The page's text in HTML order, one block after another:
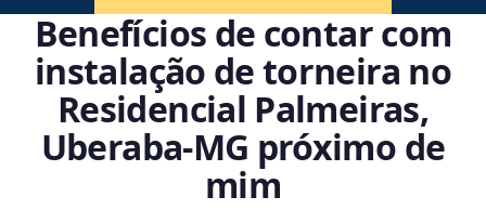
Benefícios de contar com
instalação de torneira no
Residencial Palmeiras,
Uberaba‑MG próximo de
mim